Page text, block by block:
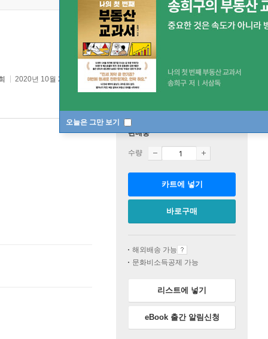
오늘은 그만 보기
2020년 10월 24일
판매중
수량
카트에 넣기
바로구매
해외배송 가능
문화비소득공제 가능
리스트에 넣기
eBook 출간 알림신청